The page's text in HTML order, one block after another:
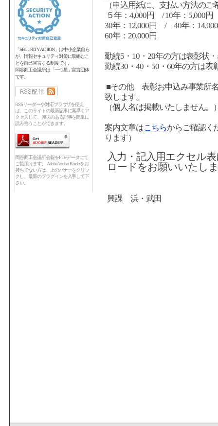
（申込用紙に、支払い方法の
５年：4,000円 / 10年：5,000
30年：12,000円 / 40年：
60年：20,000円
勤続5・10・20年の方は表彰状
勤続30・40・50・60年の方は
■その他 表彰お申込み事業所
致します。
（個人名は掲載いたしません。
案内文章はこちらからご確認く
ります）
入力・記入用エクセル
ロードをお願いいたし
興課 浜・武田
「SECURITY ACTION」は中小企業自ら
が、情報セキュリティ対策に取組むこ
とを自己宣言する制度です。
岡谷商工会議所は「一つ星」宣言団体
です。
RSSリーダーや対応ブラウザを使え
ば、このサイトの最新記事に素早くア
クセスして、興味のある記事を簡単に
読み拾うことができます。
岡谷商工会議所会報をPDFデータにて
ご覧頂けます。 Adobe Acrobat Readerをお
持ちでない方は、上のバナーをクリッ
クし、最新のプラグインを入手して下
さい。